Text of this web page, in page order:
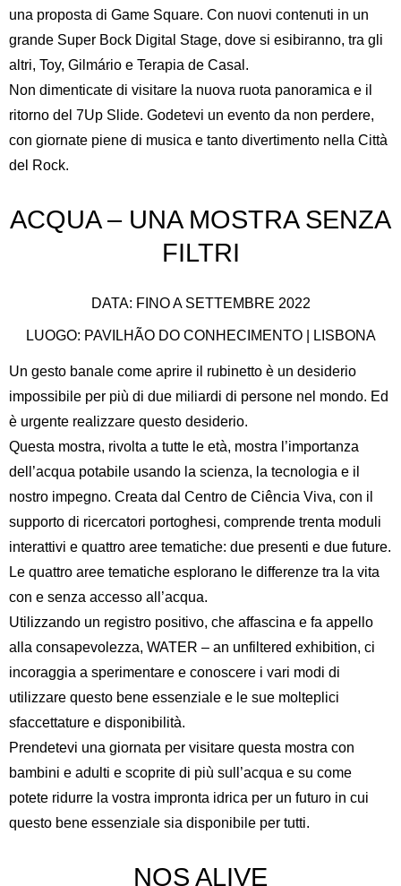
una proposta di Game Square. Con nuovi contenuti in un
grande Super Bock Digital Stage, dove si esibiranno, tra gli
altri, Toy, Gilmário e Terapia de Casal.
Non dimenticate di visitare la nuova ruota panoramica e il
ritorno del 7Up Slide. Godetevi un evento da non perdere,
con giornate piene di musica e tanto divertimento nella Città
del Rock.
ACQUA – UNA MOSTRA SENZA
FILTRI
DATA: FINO A SETTEMBRE 2022
LUOGO: PAVILHÃO DO CONHECIMENTO | LISBONA
Un gesto banale come aprire il rubinetto è un desiderio
impossibile per più di due miliardi di persone nel mondo. Ed
è urgente realizzare questo desiderio.
Questa mostra, rivolta a tutte le età, mostra l’importanza
dell’acqua potabile usando la scienza, la tecnologia e il
nostro impegno. Creata dal Centro de Ciência Viva, con il
supporto di ricercatori portoghesi, comprende trenta moduli
interattivi e quattro aree tematiche: due presenti e due future.
Le quattro aree tematiche esplorano le differenze tra la vita
con e senza accesso all’acqua.
Utilizzando un registro positivo, che affascina e fa appello
alla consapevolezza, WATER – an unfiltered exhibition, ci
incoraggia a sperimentare e conoscere i vari modi di
utilizzare questo bene essenziale e le sue molteplici
sfaccettature e disponibilità.
Prendetevi una giornata per visitare questa mostra con
bambini e adulti e scoprite di più sull’acqua e su come
potete ridurre la vostra impronta idrica per un futuro in cui
questo bene essenziale sia disponibile per tutti.
NOS ALIVE